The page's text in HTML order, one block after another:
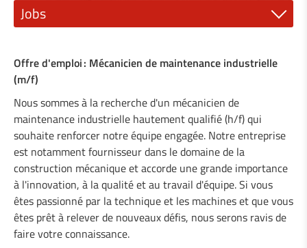
Jobs
1 Electricien ou électromécanicien (m/f)
1 Peintre industriel (m/f)
1 Mécanicien qualifié (m/f)
1 Technicien en construction métallique (m/f)
1 Technicien en mécanique générale (m/f)
1 Mécanicien de machines agricoles (m/f)
Offre d'emploi : Mécanicien de maintenance industrielle
(m/f)
Nous sommes à la recherche d'un mécanicien de
maintenance industrielle hautement qualifié (h/f) qui
souhaite renforcer notre équipe engagée. Notre entreprise
est notamment fournisseur dans le domaine de la
construction mécanique et accorde une grande importance
à l'innovation, à la qualité et au travail d'équipe. Si vous
êtes passionné par la technique et les machines et que vous
êtes prêt à relever de nouveaux défis, nous serons ravis de
faire votre connaissance.